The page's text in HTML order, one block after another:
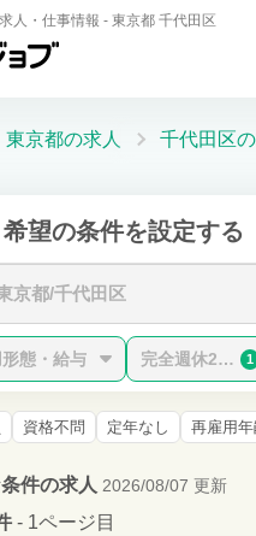
人・仕事情報 - 東京都 千代田区
東京都の求人 千代田区
希望の条件を設定する
京都/千代田区
形態・給与 完全週休2日制1
資格不問 定年なし 再雇用
件の求人 2026/08/07 更新
- 1ページ目